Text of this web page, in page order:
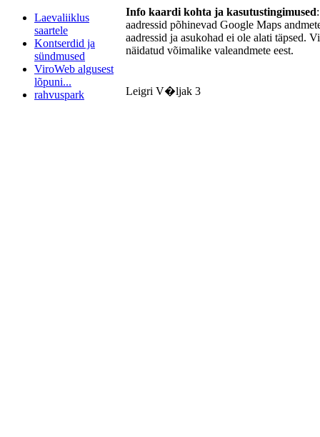
Laevaliiklus
saartele
Kontserdid ja
sündmused
ViroWeb algusest
lõpuni...
rahvuspark
Info kaardi kohta ja kasutustingimused
aadressid põhinevad Google Maps
aadressid ja asukohad ei ole alati täpsed.
näidatud võimalike valeandmete eest.
Leigri V�ljak 3